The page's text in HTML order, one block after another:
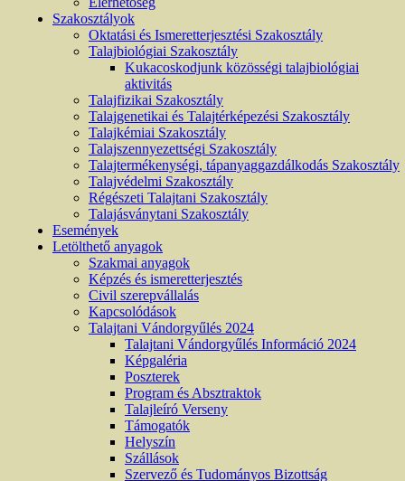
Szakosztályok
Oktatási és Ismeretterjesztési Szakosztály
Talajbiológiai Szakosztály
Kukacoskodjunk közösségi talajbiológiai
aktivitás
Talajfizikai Szakosztály
Talajgenetikai és Talajtérképezési Szakosztály
Talajkémiai Szakosztály
Talajszennyezettségi Szakosztály
Talajtermékenységi, tápanyaggazdálkodás Szakosztály
Talajvédelmi Szakosztály
Régészeti Talajtani Szakosztály
Talajásványtani Szakosztály
Események
Letölthető anyagok
Szakmai anyagok
Képzés és ismeretterjesztés
Civil szerepvállalás
Kapcsolódások
Talajtani Vándorgyűlés 2024
Talajtani Vándorgyűlés Információ 2024
Képgaléria
Poszterek
Program és Absztraktok
Talajleíró Verseny
Támogatók
Helyszín
Szállások
Szervező és Tudományos Bizottság